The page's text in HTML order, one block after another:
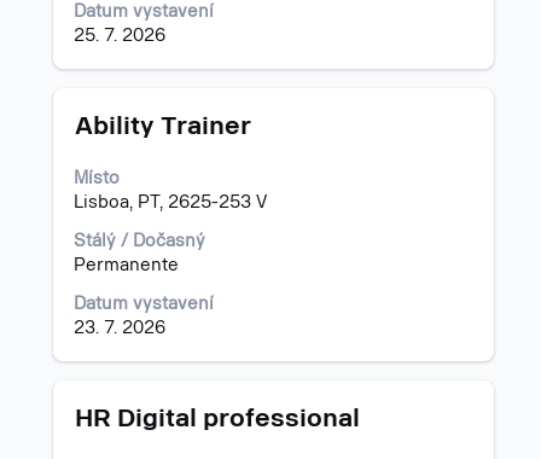
Datum vystavení
25. 7. 2026
Titul
Ability Trainer
Místo
Lisboa, PT, 2625-253 V
Stálý / Dočasný
Permanente
Datum vystavení
23. 7. 2026
Vyberte
mezerníkem
zobrazení
veškerých
informací
o
profesi.
Titul
HR Digital professional
Vyberte
mezerníkem